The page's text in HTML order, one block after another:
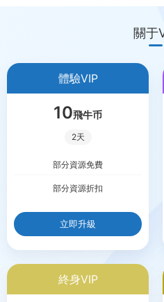
關于
體驗VIP
10飛牛币
2天
部分資源免費
部分資源折扣
立即升級
終身VIP